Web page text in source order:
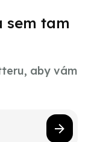
sem tam
aby vám